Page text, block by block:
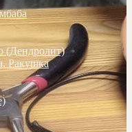
(Дендролит)
Ракушка